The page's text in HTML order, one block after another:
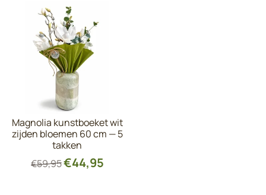
Magnolia kunstboeket wit
zijden bloemen 60 cm — 5
takken
€59,95€44,95